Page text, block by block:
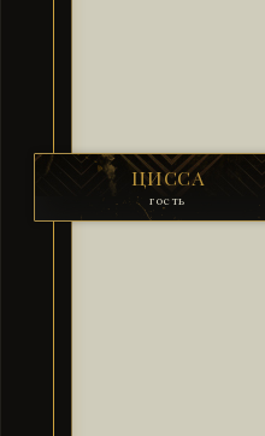
ЦИССА
гость